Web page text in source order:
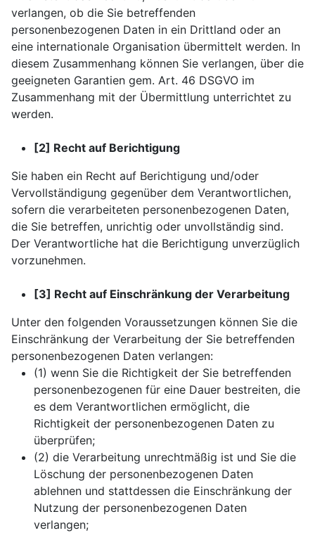
verlangen, ob die Sie betreffenden
personenbezogenen Daten in ein Drittland oder an
eine internationale Organisation übermittelt werden. In
diesem Zusammenhang können Sie verlangen, über die
geeigneten Garantien gem. Art. 46 DSGVO im
Zusammenhang mit der Übermittlung unterrichtet zu
werden.
[2] Recht auf Berichtigung
Sie haben ein Recht auf Berichtigung und/oder
Vervollständigung gegenüber dem Verantwortlichen,
sofern die verarbeiteten personenbezogenen Daten,
die Sie betreffen, unrichtig oder unvollständig sind.
Der Verantwortliche hat die Berichtigung unverzüglich
vorzunehmen.
[3] Recht auf Einschränkung der Verarbeitung
Unter den folgenden Voraussetzungen können Sie die
Einschränkung der Verarbeitung der Sie betreffenden
personenbezogenen Daten verlangen:
(1) wenn Sie die Richtigkeit der Sie betreffenden
personenbezogenen für eine Dauer bestreiten, die
es dem Verantwortlichen ermöglicht, die
Richtigkeit der personenbezogenen Daten zu
überprüfen;
(2) die Verarbeitung unrechtmäßig ist und Sie die
Löschung der personenbezogenen Daten
ablehnen und stattdessen die Einschränkung der
Nutzung der personenbezogenen Daten
verlangen;